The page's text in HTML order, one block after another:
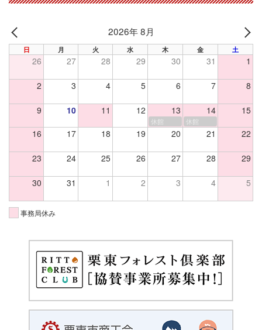
PREV
2026年 8月
日 月 火 水 木 金 土
26 27 28 29 30 31 1
2 3 4 5 6 7 8
9 10 11 12 13 14 15
休館 休館
16 17 18 19 20 21 22
23 24 25 26 27 28 29
30 31 1 2 3 4 5
事務局休み